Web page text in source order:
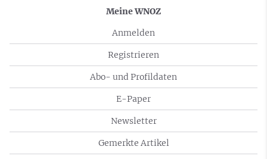
Meine WNOZ
Anmelden
Registrieren
Abo- und Profildaten
E-Paper
Newsletter
Gemerkte Artikel